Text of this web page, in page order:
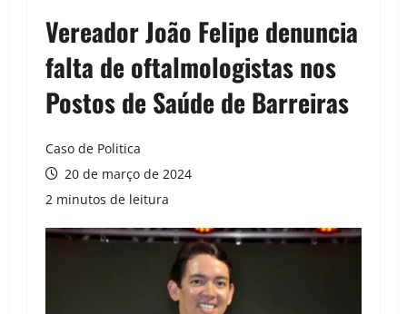
Vereador João Felipe denuncia
falta de oftalmologistas nos
Postos de Saúde de Barreiras
Caso de Politica
20 de março de 2024
2 minutos de leitura